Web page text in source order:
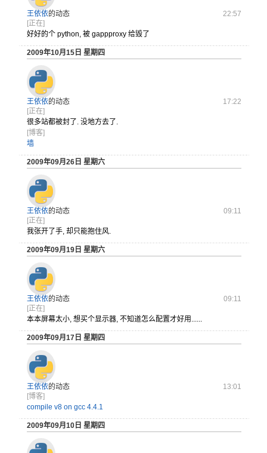
王依依的动态
22:57
[正在]
好好的个 python, 被 gappproxy 给毁了
2009年10月15日 星期四
王依依的动态
17:22
[正在]
很多站都被封了. 没地方去了.
[博客]
墙
2009年09月26日 星期六
王依依的动态
09:11
[正在]
我张开了手, 却只能抱住风.
2009年09月19日 星期六
王依依的动态
09:11
[正在]
本本屏幕太小, 想买个显示器, 不知道怎么配置才好用......
2009年09月17日 星期四
王依依的动态
13:01
[博客]
compile v8 on gcc 4.4.1
2009年09月10日 星期四